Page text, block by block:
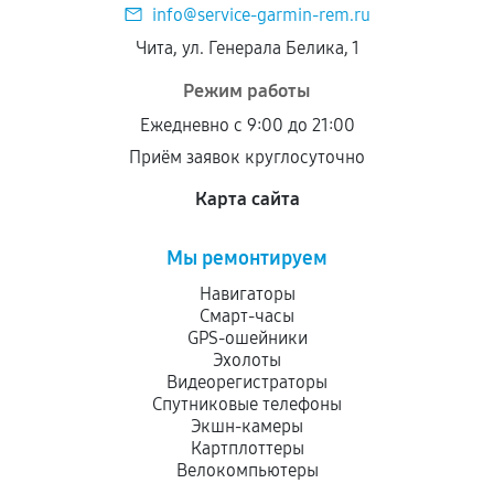
Установка была выполнена нашим сервисным
центром.
При этом гарантия на сами комплектующие
продавца. За качество сторонних деталей
сервисный центр ответственности не несет.
info@service-garmin-rem.ru
Чита, ул. Генерала Белика, 1
Режим работы
Ежедневно с 9:00 до 21:00
Приём заявок круглосуточно
Карта сайта
Мы ремонтируем
Навигаторы
Смарт-часы
GPS-ошейники
Эхолоты
Видеорегистраторы
Спутниковые телефоны
Экшн-камеры
Картплоттеры
Велокомпьютеры